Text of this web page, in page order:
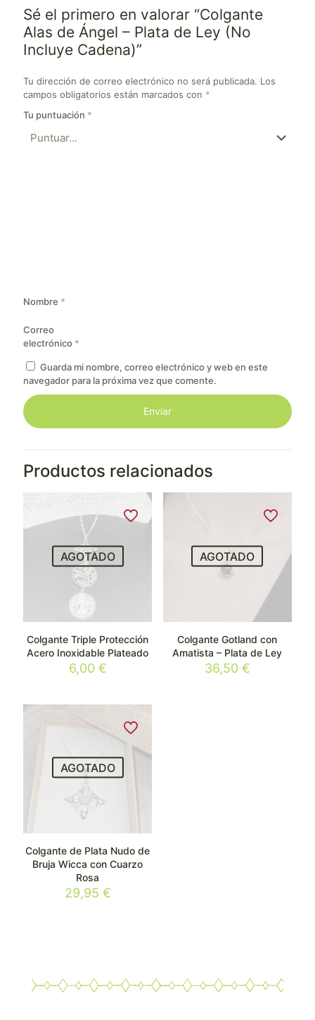
Sé el primero en valorar “Colgante
Alas de Ángel – Plata de Ley (No
Incluye Cadena)”
Tu dirección de correo electrónico no será publicada. Los
campos obligatorios están marcados con *
Tu puntuación *
Nombre *
Correo
electrónico *
Guarda mi nombre, correo electrónico y web en este
navegador para la próxima vez que comente.
Productos relacionados
AGOTADO
Colgante Triple Protección
Acero Inoxidable Plateado
6,00 €
AGOTADO
Colgante Gotland con
Amatista – Plata de Ley
36,50 €
AGOTADO
Colgante de Plata Nudo de
Bruja Wicca con Cuarzo
Rosa
29,95 €